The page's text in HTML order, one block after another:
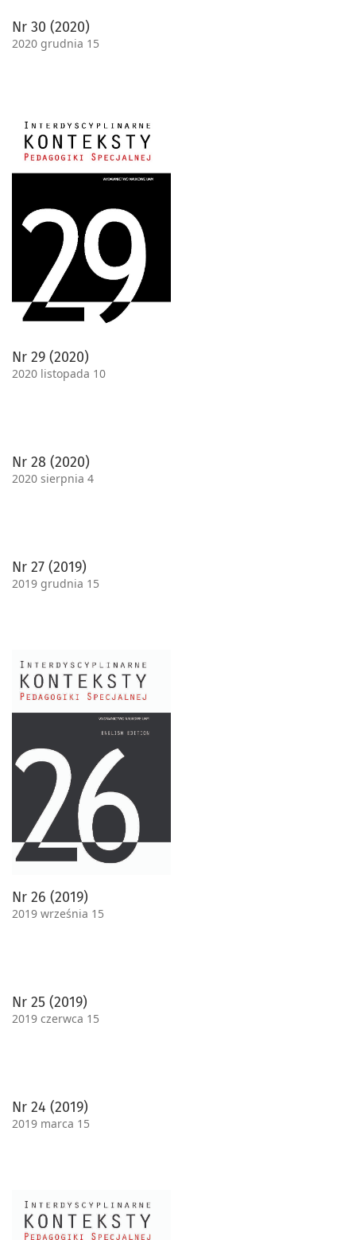
Nr 30 (2020)
2020 grudnia 15
Nr 29 (2020)
2020 listopada 10
Nr 28 (2020)
2020 sierpnia 4
Nr 27 (2019)
2019 grudnia 15
Nr 26 (2019)
2019 września 15
Nr 25 (2019)
2019 czerwca 15
Nr 24 (2019)
2019 marca 15